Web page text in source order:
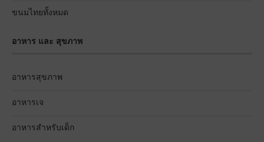
ขนมไทยทั้งหมด
อาหาร และ สุขภาพ
อาหารสุขภาพ
อาหารเจ
อาหารสำหรับเด็ก